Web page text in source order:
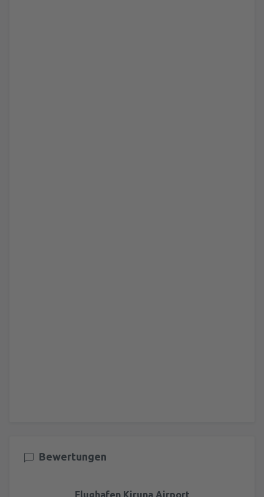
Bewertungen
Flughafen Kiruna Airport